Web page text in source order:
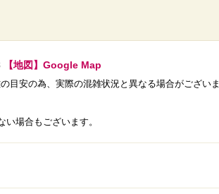
【地図】Google Map
目安の為、実際の混雑状況と異なる場合がございま
場合もございます。